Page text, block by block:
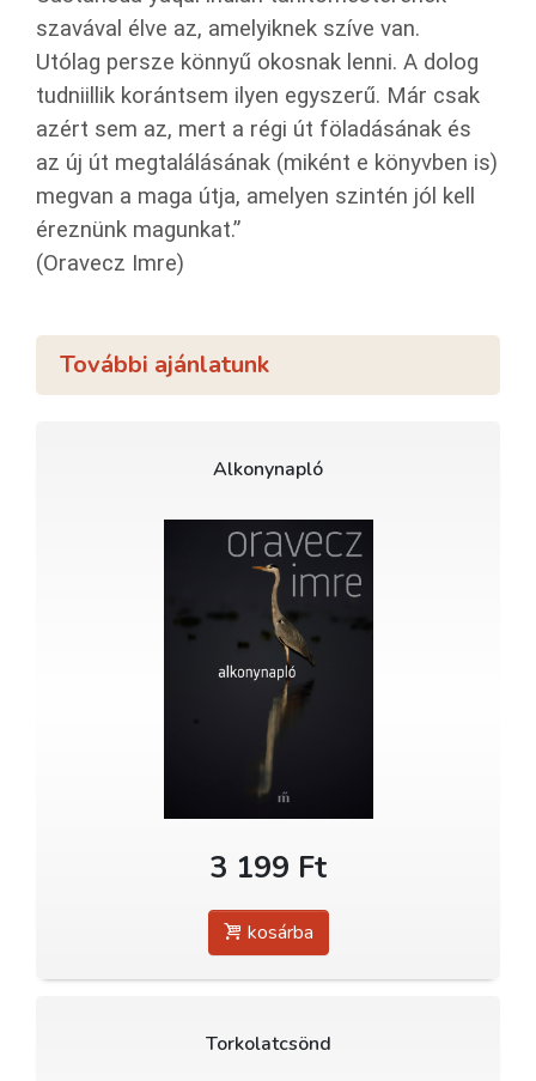
szavával élve az, amelyiknek szíve van.
Utólag persze könnyű okosnak lenni. A dolog
tudniillik korántsem ilyen egyszerű. Már csak
azért sem az, mert a régi út föladásának és
az új út megtalálásának (miként e könyvben is)
megvan a maga útja, amelyen szintén jól kell
éreznünk magunkat.”
(Oravecz Imre)
További ajánlatunk
Alkonynapló
3 199 Ft
kosárba
Torkolatcsönd